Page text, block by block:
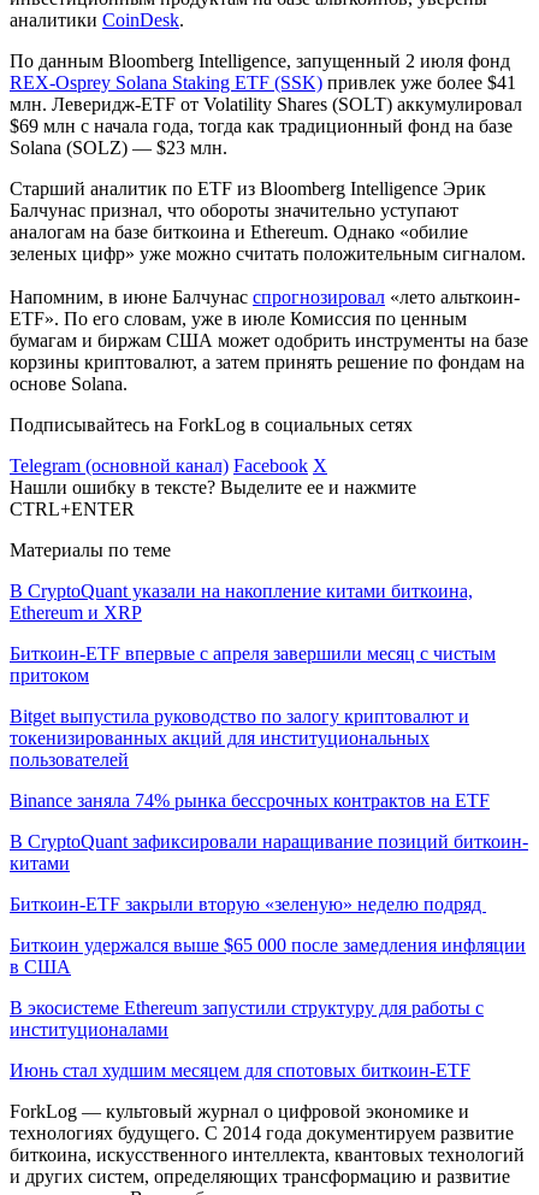
аналитики CoinDesk.
По данным Bloomberg Intelligence, запущенный 2 июля фонд
REX-Osprey Solana Staking ETF (SSK) привлек уже более $41
млн. Леверидж-ETF от Volatility Shares (SOLT) аккумулировал
$69 млн с начала года, тогда как традиционный фонд на базе
Solana (SOLZ) — $23 млн.
Старший аналитик по ETF из Bloomberg Intelligence Эрик
Балчунас признал, что обороты значительно уступают
аналогам на базе биткоина и Ethereum. Однако «обилие
зеленых цифр» уже можно считать положительным сигналом.
Напомним, в июне Балчунас спрогнозировал «лето альткоин-
ETF». По его словам, уже в июле Комиссия по ценным
бумагам и биржам США может одобрить инструменты на базе
корзины криптовалют, а затем принять решение по фондам на
основе Solana.
Подписывайтесь на ForkLog в социальных сетях
Telegram (основной канал) Facebook X
Нашли ошибку в тексте? Выделите ее и нажмите
CTRL+ENTER
Материалы по теме
В CryptoQuant указали на накопление китами биткоина,
Ethereum и XRP
Биткоин-ETF впервые с апреля завершили месяц с чистым
притоком
Bitget выпустила руководство по залогу криптовалют и
токенизированных акций для институциональных
пользователей
Binance заняла 74% рынка бессрочных контрактов на ETF
В CryptoQuant зафиксировали наращивание позиций биткоин-
китами
Биткоин-ETF закрыли вторую «зеленую» неделю подряд
Биткоин удержался выше $65 000 после замедления инфляции
в США
В экосистеме Ethereum запустили структуру для работы с
институционалами
Июнь стал худшим месяцем для спотовых биткоин-ETF
ForkLog — культовый журнал о цифровой экономике и
технологиях будущего. С 2014 года документируем развитие
биткоина, искусственного интеллекта, квантовых технологий
и других систем, определяющих трансформацию и развитие